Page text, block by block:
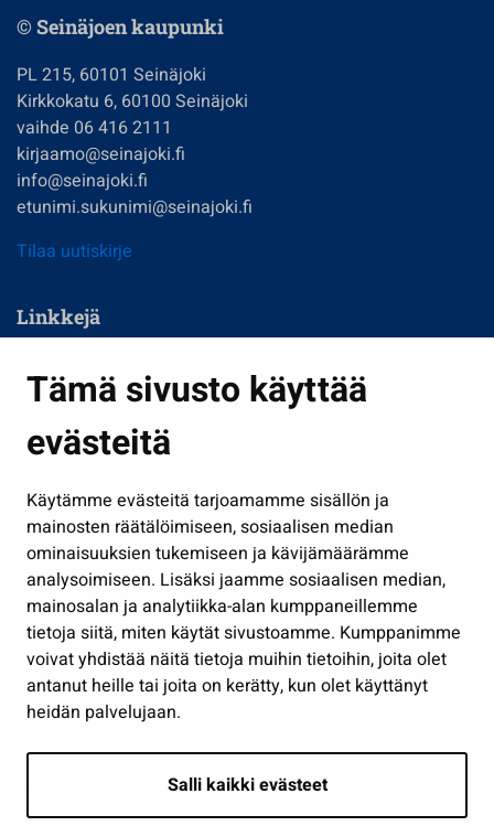
Tämä sivusto käyttää
evästeitä
Käytämme evästeitä tarjoamamme sisällön ja
mainosten räätälöimiseen, sosiaalisen median
ominaisuuksien tukemiseen ja kävijämäärämme
analysoimiseen. Lisäksi jaamme sosiaalisen median,
mainosalan ja analytiikka-alan kumppaneillemme
tietoja siitä, miten käytät sivustoamme. Kumppanimme
voivat yhdistää näitä tietoja muihin tietoihin, joita olet
antanut heille tai joita on kerätty, kun olet käyttänyt
heidän palvelujaan.
Salli kaikki evästeet
© Seinäjoen kaupunki
PL 215, 60101 Seinäjoki
Kirkkokatu 6, 60100 Seinäjoki
vaihde 06 416 2111
kirjaamo@seinajoki.fi
info@seinajoki.fi
etunimi.sukunimi@seinajoki.fi
Tilaa uutiskirje
Linkkejä
Kasvatus ja opetus
Kulttuuri ja liikunta
Työ ja yrittäminen
Osallistu ja asioi
Näytä omat evästeasetukseni
Seuraa meitä